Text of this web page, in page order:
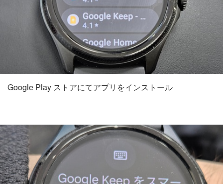
Google Play ストアにてアプリをインストール